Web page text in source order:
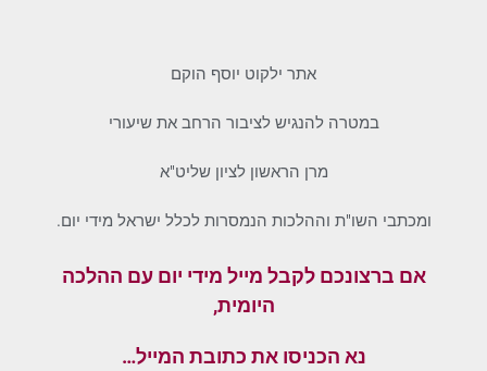
אתר ילקוט יוסף הוקם
במטרה להנגיש לציבור הרחב את שיעורי
מרן הראשון לציון שליט"א
ומכתבי השו"ת וההלכות הנמסרות לכלל ישראל מידי יום.
אם ברצונכם לקבל מייל מידי יום עם ההלכה
היומית,
נא הכניסו את כתובת המייל…